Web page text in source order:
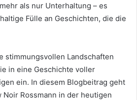
als nur Unterhaltung – es
Fülle an Geschichten, die die
stimmungsvollen Landschaften
in eine Geschichte voller
ein. In diesem Blogbeitrag geht
Noir Rossmann in der heutigen